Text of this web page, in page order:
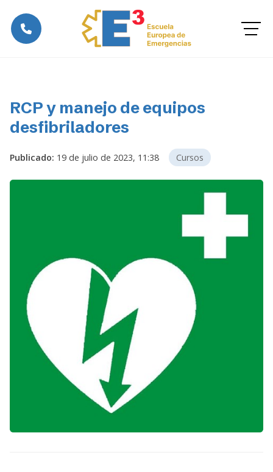
RCP y manejo de equipos
desfibriladores
Publicado: 19 de julio de 2023, 11:38 Cursos